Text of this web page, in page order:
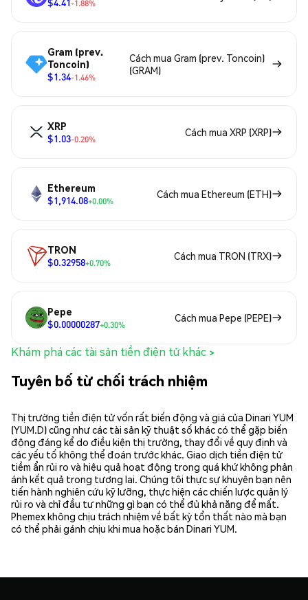
-1.88%
Gram (prev.
Toncoin)
$1.34-1.46%
Cách mua Gram (prev. Toncoin)
(GRAM)
XRP
$1.03-0.20%
Cách mua XRP (XRP)
Ethereum
$1,914.08+0.00%
Cách mua Ethereum (ETH)
TRON
$0.32958+0.70%
Cách mua TRON (TRX)
Pepe
$0.00000287+0.30%
Cách mua Pepe (PEPE)
Khám phá các tài sản tiền điện tử khác >
Tuyên bố từ chối trách nhiệm
Thị trường tiền điện tử vốn rất biến động và giá của Dinari YUM
(YUM.D) cũng như các tài sản kỹ thuật số khác có thể gặp biến
động đáng kể do điều kiện thị trường, thay đổi về quy định và
các yếu tố không thể đoán trước khác. Giao dịch tiền điện tử
tiềm ẩn rủi ro và hiệu quả hoạt động trong quá khứ không phản
ánh kết quả trong tương lai. Chúng tôi thực sự khuyên bạn nên
tiến hành nghiên cứu kỹ lưỡng, thực hiện các chiến lược quản lý
rủi ro và chỉ đầu tư những gì bạn có thể đủ khả năng để mất.
Phemex không chịu trách nhiệm về bất kỳ tổn thất nào mà bạn
có thể phải gánh chịu khi mua hoặc bán Dinari YUM.